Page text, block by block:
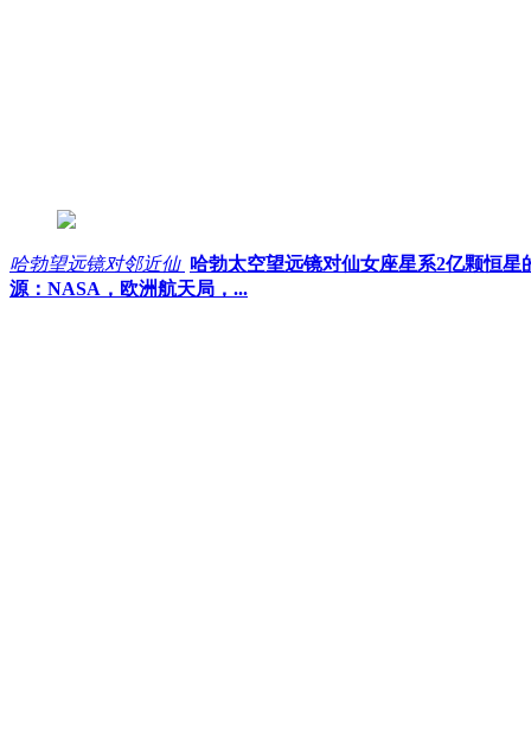
哈勃望远镜对邻近仙 哈勃太空望远镜对仙女座星系2亿颗恒星
源：NASA，欧洲航天局，...